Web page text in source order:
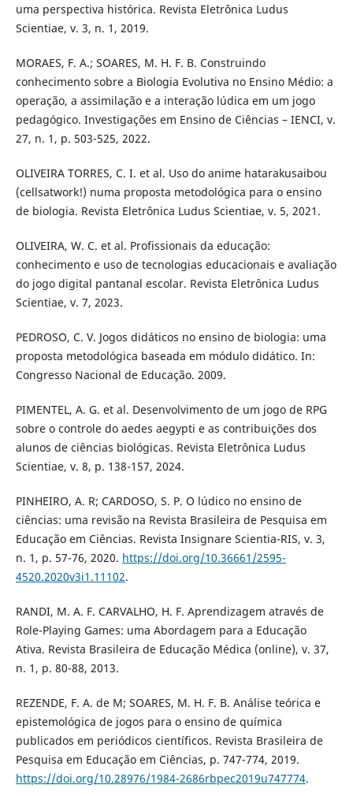
uma perspectiva histórica. Revista Eletrônica Ludus
Scientiae, v. 3, n. 1, 2019.
MORAES, F. A.; SOARES, M. H. F. B. Construindo
conhecimento sobre a Biologia Evolutiva no Ensino Médio: a
operação, a assimilação e a interação lúdica em um jogo
pedagógico. Investigações em Ensino de Ciências – IENCI, v.
27, n. 1, p. 503-525, 2022.
OLIVEIRA TORRES, C. I. et al. Uso do anime hatarakusaibou
(cellsatwork!) numa proposta metodológica para o ensino
de biologia. Revista Eletrônica Ludus Scientiae, v. 5, 2021.
OLIVEIRA, W. C. et al. Profissionais da educação:
conhecimento e uso de tecnologias educacionais e avaliação
do jogo digital pantanal escolar. Revista Eletrônica Ludus
Scientiae, v. 7, 2023.
PEDROSO, C. V. Jogos didáticos no ensino de biologia: uma
proposta metodológica baseada em módulo didático. In:
Congresso Nacional de Educação. 2009.
PIMENTEL, A. G. et al. Desenvolvimento de um jogo de RPG
sobre o controle do aedes aegypti e as contribuições dos
alunos de ciências biológicas. Revista Eletrônica Ludus
Scientiae, v. 8, p. 138-157, 2024.
PINHEIRO, A. R; CARDOSO, S. P. O lúdico no ensino de
ciências: uma revisão na Revista Brasileira de Pesquisa em
Educação em Ciências. Revista Insignare Scientia-RIS, v. 3,
n. 1, p. 57-76, 2020. https://doi.org/10.36661/2595-
4520.2020v3i1.11102.
RANDI, M. A. F. CARVALHO, H. F. Aprendizagem através de
Role-Playing Games: uma Abordagem para a Educação
Ativa. Revista Brasileira de Educação Médica (online), v. 37,
n. 1, p. 80-88, 2013.
REZENDE, F. A. de M; SOARES, M. H. F. B. Análise teórica e
epistemológica de jogos para o ensino de química
publicados em periódicos científicos. Revista Brasileira de
Pesquisa em Educação em Ciências, p. 747-774, 2019.
https://doi.org/10.28976/1984-2686rbpec2019u747774.